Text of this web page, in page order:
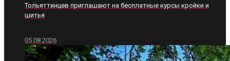
Тольяттинцев приглашают на бесплатные курсы кройки и
шитья
05.08.2026